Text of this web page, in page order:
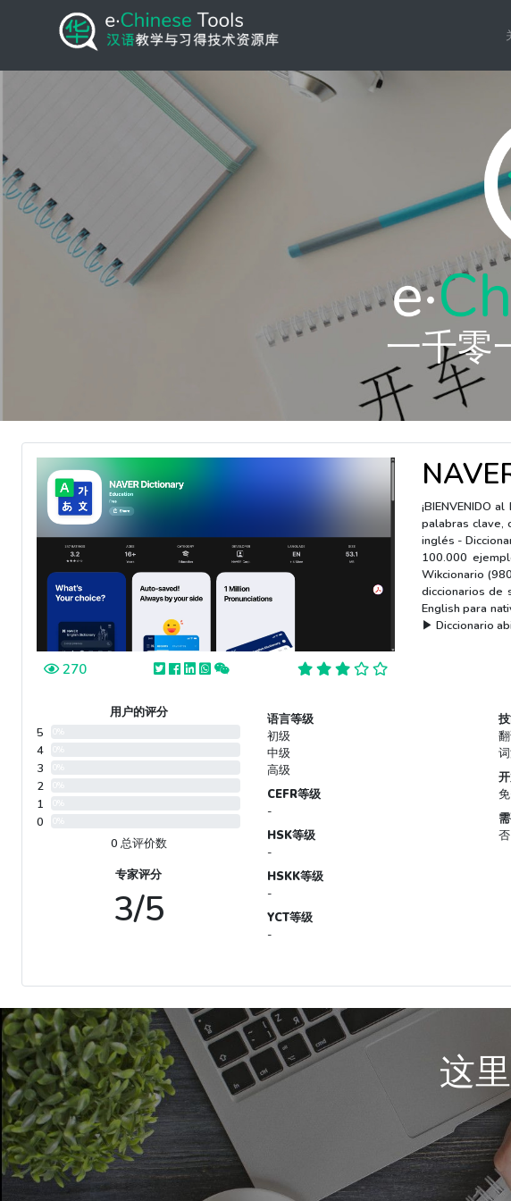
一千零
270
¡BIENVENIDO
palabras clave,
inglés -
100.000
Wikcionario
diccionarios de
English para
▶ Diccionario
用户的评分
5
4
3
2
1
0
0 总评价数
专家评分
3/5
语言等级
初级
中级
高级
CEFR等级
-
HSK等级
-
HSKK等级
-
YCT等级
-
否
这